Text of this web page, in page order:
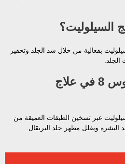
السيلوليت؟
8 يعالج السيلوليت بفعالية من خلال شد الجلد وتحفيز
كيف يساعد مورفيوس 8 في علاج
في علاج السيلوليت عبر تسخين الطبقات العميقة من
البشرة ويقلل مظهر جلد البرتقال.